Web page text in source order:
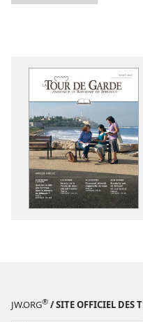
JW.ORG® / SITE OFFICIEL DES